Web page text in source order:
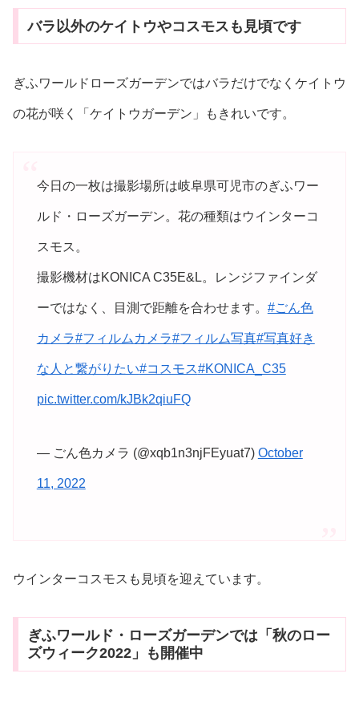
バラ以外のケイトウやコスモスも見頃です
ぎふワールドローズガーデンではバラだけでなくケイトウ
の花が咲く「ケイトウガーデン」もきれいです。
今日の一枚は撮影場所は岐阜県可児市のぎふワー
ルド・ローズガーデン。花の種類はウインターコ
スモス。
撮影機材はKONICA C35E&L。レンジファインダ
ーではなく、目測で距離を合わせます。 #ごん色
カメラ#フィルムカメラ#フィルム写真#写真好き
な人と繋がりたい#コスモス#KONICA_C35
pic.twitter.com/kJBk2qiuFQ
— ごん色カメラ (@xqb1n3njFEyuat7) October
11, 2022
ウインターコスモスも見頃を迎えています。
ぎふワールド・ローズガーデンでは「秋のロー
ズウィーク2022」も開催中